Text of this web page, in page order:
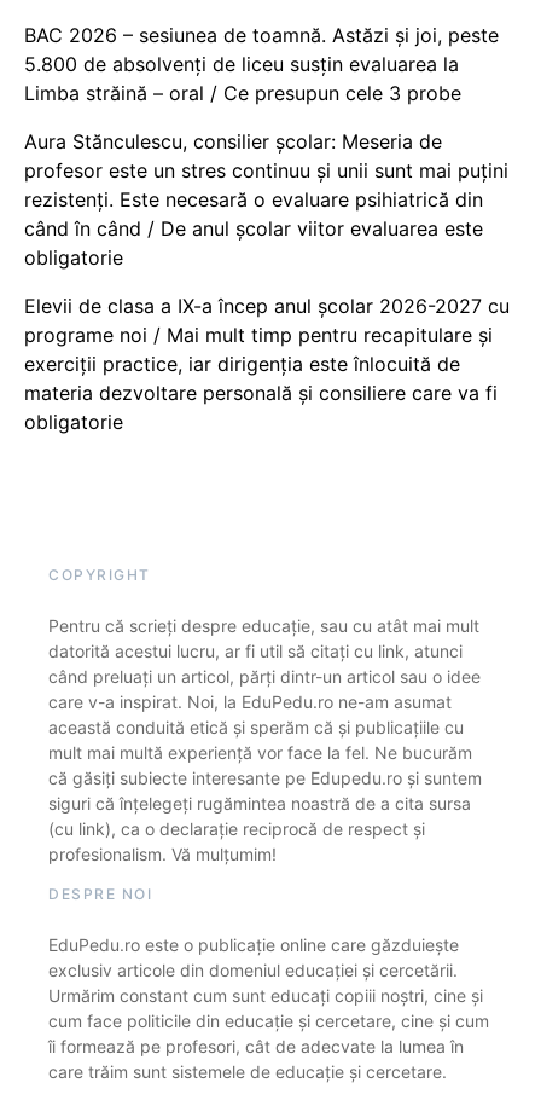
BAC 2026 – sesiunea de toamnă. Astăzi și joi, peste
5.800 de absolvenți de liceu susțin evaluarea la
Limba străină – oral / Ce presupun cele 3 probe
Aura Stănculescu, consilier școlar: Meseria de
profesor este un stres continuu și unii sunt mai puțini
rezistenți. Este necesară o evaluare psihiatrică din
când în când / De anul școlar viitor evaluarea este
obligatorie
Elevii de clasa a IX-a încep anul școlar 2026-2027 cu
programe noi / Mai mult timp pentru recapitulare și
exerciții practice, iar dirigenția este înlocuită de
materia dezvoltare personală și consiliere care va fi
obligatorie
COPYRIGHT
Pentru că scrieți despre educație, sau cu atât mai mult
datorită acestui lucru, ar fi util să citați cu link, atunci
când preluați un articol, părți dintr-un articol sau o idee
care v-a inspirat. Noi, la EduPedu.ro ne-am asumat
această conduită etică și sperăm că și publicațiile cu
mult mai multă experiență vor face la fel. Ne bucurăm
că găsiți subiecte interesante pe Edupedu.ro și suntem
siguri că înțelegeți rugămintea noastră de a cita sursa
(cu link), ca o declarație reciprocă de respect și
profesionalism. Vă mulțumim!
DESPRE NOI
EduPedu.ro este o publicație online care găzduiește
exclusiv articole din domeniul educației și cercetării.
Urmărim constant cum sunt educați copiii noștri, cine și
cum face politicile din educație și cercetare, cine și cum
îi formează pe profesori, cât de adecvate la lumea în
care trăim sunt sistemele de educație și cercetare.